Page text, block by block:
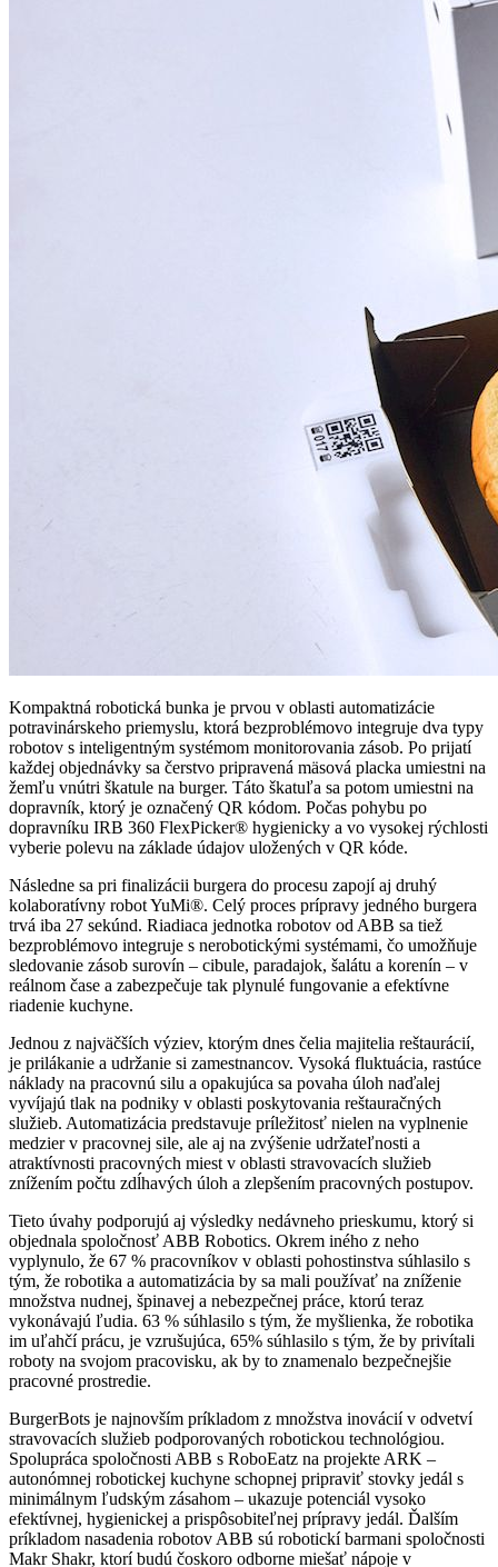
Kompaktná robotická bunka je prvou v oblasti automatizácie
potravinárskeho priemyslu, ktorá bezproblémovo integruje dva typy
robotov s inteligentným systémom monitorovania zásob. Po prijatí
každej objednávky sa čerstvo pripravená mäsová placka umiestni na
žemľu vnútri škatule na burger. Táto škatuľa sa potom umiestni na
dopravník, ktorý je označený QR kódom. Počas pohybu po
dopravníku IRB 360 FlexPicker® hygienicky a vo vysokej rýchlosti
vyberie polevu na základe údajov uložených v QR kóde.
Následne sa pri finalizácii burgera do procesu zapojí aj druhý
kolaboratívny robot YuMi®. Celý proces prípravy jedného burgera
trvá iba 27 sekúnd. Riadiaca jednotka robotov od ABB sa tiež
bezproblémovo integruje s nerobotickými systémami, čo umožňuje
sledovanie zásob surovín – cibule, paradajok, šalátu a korenín – v
reálnom čase a zabezpečuje tak plynulé fungovanie a efektívne
riadenie kuchyne.
Jednou z najväčších výziev, ktorým dnes čelia majitelia reštaurácií,
je prilákanie a udržanie si zamestnancov. Vysoká fluktuácia, rastúce
náklady na pracovnú silu a opakujúca sa povaha úloh naďalej
vyvíjajú tlak na podniky v oblasti poskytovania reštauračných
služieb. Automatizácia predstavuje príležitosť nielen na vyplnenie
medzier v pracovnej sile, ale aj na zvýšenie udržateľnosti a
atraktívnosti pracovných miest v oblasti stravovacích služieb
znížením počtu zdĺhavých úloh a zlepšením pracovných postupov.
Tieto úvahy podporujú aj výsledky nedávneho prieskumu, ktorý si
objednala spoločnosť ABB Robotics. Okrem iného z neho
vyplynulo, že 67 % pracovníkov v oblasti pohostinstva súhlasilo s
tým, že robotika a automatizácia by sa mali používať na zníženie
množstva nudnej, špinavej a nebezpečnej práce, ktorú teraz
vykonávajú ľudia. 63 % súhlasilo s tým, že myšlienka, že robotika
im uľahčí prácu, je vzrušujúca, 65% súhlasilo s tým, že by privítali
roboty na svojom pracovisku, ak by to znamenalo bezpečnejšie
pracovné prostredie.
BurgerBots je najnovším príkladom z množstva inovácií v odvetví
stravovacích služieb podporovaných robotickou technológiou.
Spolupráca spoločnosti ABB s RoboEatz na projekte ARK –
autonómnej robotickej kuchyne schopnej pripraviť stovky jedál s
minimálnym ľudským zásahom – ukazuje potenciál vysoko
efektívnej, hygienickej a prispôsobiteľnej prípravy jedál. Ďalším
príkladom nasadenia robotov ABB sú robotickí barmani spoločnosti
Makr Shakr, ktorí budú čoskoro odborne miešať nápoje v